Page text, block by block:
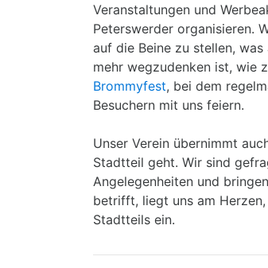
Veranstaltungen und
Peterswerder organisieren.
auf die Beine zu stellen,
mehr wegzudenken ist, wie
Brommyfest, bei dem
Besuchern mit uns feiern.
Unser Verein übernimmt
Stadtteil geht. Wir sind
Angelegenheiten und
betrifft, liegt uns am
Stadtteils ein.